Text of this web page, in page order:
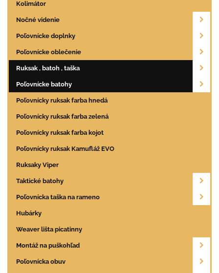
Kolimátor
Nočné videnie
Poľovnícke doplnky
Poľovnícke oblečenie
Ruksak , batoh , taška
Poľovnícke batohy
Poľovnícky ruksak farba hnedá
Poľovnícky ruksak farba zelená
Poľovnícky ruksak farba kojot
Poľovnícky ruksak Kamufláž EVO
Ruksaky Viper
Taktické batohy
Poľovnícka taška na rameno
Hubárky
Weaver lišta picatinny
Montáž na puškohľad
Poľovnícka obuv